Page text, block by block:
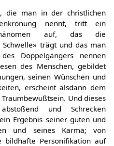
die man in der christlichen
nennt, tritt ein
auf, das die
trägt und das man
Doppelgängers nennen
des Menschen, gebildet
seinen Wünschen und
erscheint alsdann dem
Und dieses
und Schrecken
Ergebnis seiner guten und
und seines Karma; von
Personifikation auf